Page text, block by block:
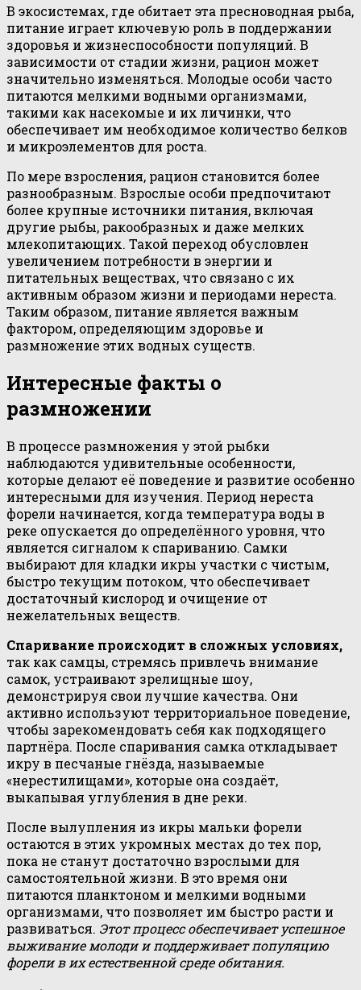
В экосистемах, где обитает эта пресноводная рыба,
питание играет ключевую роль в поддержании
здоровья и жизнеспособности популяций. В
зависимости от стадии жизни, рацион может
значительно изменяться. Молодые особи часто
питаются мелкими водными организмами,
такими как насекомые и их личинки, что
обеспечивает им необходимое количество белков
и микроэлементов для роста.
По мере взросления, рацион становится более
разнообразным. Взрослые особи предпочитают
более крупные источники питания, включая
другие рыбы, ракообразных и даже мелких
млекопитающих. Такой переход обусловлен
увеличением потребности в энергии и
питательных веществах, что связано с их
активным образом жизни и периодами нереста.
Таким образом, питание является важным
фактором, определяющим здоровье и
размножение этих водных существ.
Интересные факты о
размножении
В процессе размножения у этой рыбки
наблюдаются удивительные особенности,
которые делают её поведение и развитие особенно
интересными для изучения. Период нереста
форели начинается, когда температура воды в
реке опускается до определённого уровня, что
является сигналом к спариванию. Самки
выбирают для кладки икры участки с чистым,
быстро текущим потоком, что обеспечивает
достаточный кислород и очищение от
нежелательных веществ.
Спаривание происходит в сложных условиях,
так как самцы, стремясь привлечь внимание
самок, устраивают зрелищные шоу,
демонстрируя свои лучшие качества. Они
активно используют территориальное поведение,
чтобы зарекомендовать себя как подходящего
партнёра. После спаривания самка откладывает
икру в песчаные гнёзда, называемые
«нерестилищами», которые она создаёт,
выкапывая углубления в дне реки.
После вылупления из икры мальки форели
остаются в этих укромных местах до тех пор,
пока не станут достаточно взрослыми для
самостоятельной жизни. В это время они
питаются планктоном и мелкими водными
организмами, что позволяет им быстро расти и
развиваться. Этот процесс обеспечивает успешное
выживание молоди и поддерживает популяцию
форели в их естественной среде обитания.